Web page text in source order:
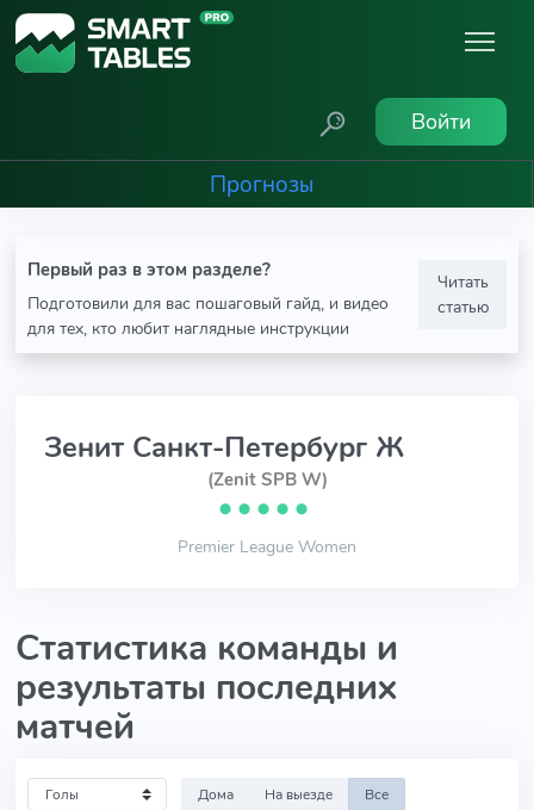
Войти
Прогнозы
Первый раз в этом разделе?
Подготовили для вас пошаговый гайд, и видео
для тех, кто любит наглядные инструкции
Читать
статью
Зенит Санкт-Петербург Ж
(Zenit SPB W)
⬤ ⬤ ⬤ ⬤ ⬤
Premier League Women
Статистика команды и
результаты последних
матчей
Дома На выезде Все